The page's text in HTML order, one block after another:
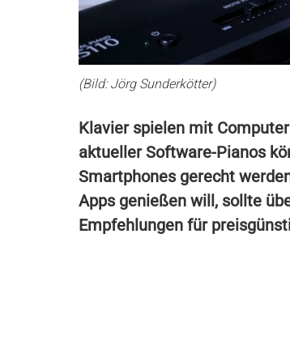
(Bild: Jörg Sunderkötter)
Klavier spielen mit
aktueller Software-Pianos
Smartphones gerecht
Apps genießen will, sollte
Empfehlungen für